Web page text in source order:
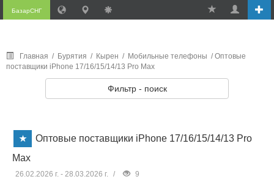
БазарСНГ
Главная / Бурятия / Кырен / Мобильные телефоны / Оптовые
поставщики iPhone 17/16/15/14/13 Pro Max
Фильтр - поиск
Оптовые поставщики iPhone 17/16/15/14/13 Pro
Max
26.02.2026 г. - 28.03.2026 г. / 9